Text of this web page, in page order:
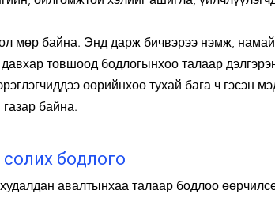
мөр байна. Энд дарж бичвэрээ нэмж,
товшоод бодлогынхоо талаар
өөрийнхөө тухай бага ч гэсэн
газар байна.
солих бодлого
авалтынхаа талаар бодлоо